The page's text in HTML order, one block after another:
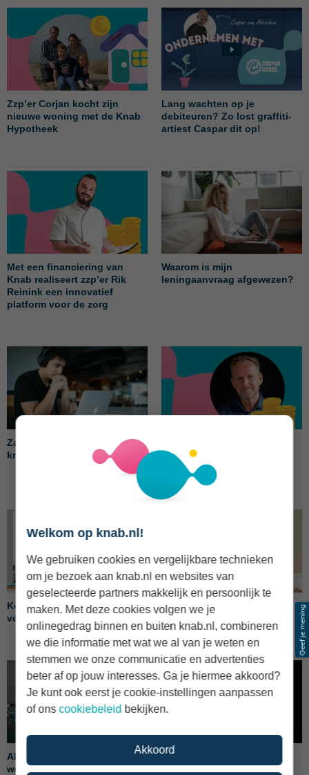
Zzp’er Corjan kocht zijn
nieuwe woning met de Knab
Hypotheek
Lang wachten op je
debiteuren? Zo lost graffiti-
artiest Caspar dit op!
Met een financiering van
Knab realiseert zzp’er Rik
Reinink een innovatief
platform voor de zorg
Waarom is mijn
leningaanvraag afgewezen?
Zakelijke lening of zakelijk
krediet: wat past bij jou?
Eddy locatie-onafhankelijk
werken vanaf zijn 67e
Kosten zakelijke lening: kijk
verder dan alleen de rente
Zzp checklist: is jouw
onderneming zomerklaar?
Alles wat zzp'ers moeten
weten over BKR en zakelijke
Bedrijfsauto financieren:
sparen, leasen of lenen?
Welkom op knab.nl!
We gebruiken cookies en vergelijkbare technieken
om je bezoek aan knab.nl en websites van
geselecteerde partners makkelijk en persoonlijk te
maken. Met deze cookies volgen we je
onlinegedrag binnen en buiten knab.nl, combineren
we die informatie met wat we al van je weten en
stemmen we onze communicatie en advertenties
beter af op jouw interesses. Ga je hiermee akkoord?
Je kunt ook eerst je cookie-instellingen aanpassen
of onscookiebeleid bekijken.
Akkoord